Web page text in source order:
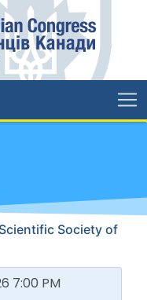
Society of
7:00 PM